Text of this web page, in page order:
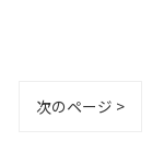
次のページ >